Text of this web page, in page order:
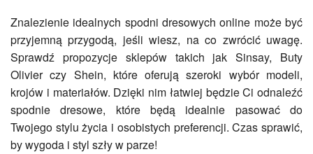
Znalezienie idealnych spodni dresowych online może być
przyjemną przygodą, jeśli wiesz, na co zwrócić uwagę.
Sprawdź propozycje sklepów takich jak Sinsay, Buty
Olivier czy Shein, które oferują szeroki wybór modeli,
krojów i materiałów. Dzięki nim łatwiej będzie Ci odnaleźć
spodnie dresowe, które będą idealnie pasować do
Twojego stylu życia i osobistych preferencji. Czas sprawić,
by wygoda i styl szły w parze!